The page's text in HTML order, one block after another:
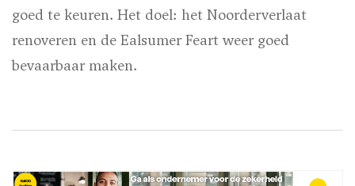
goed te keuren. Het doel: het Noorderverlaat
renoveren en de Ealsumer Feart weer goed
bevaarbaar maken.